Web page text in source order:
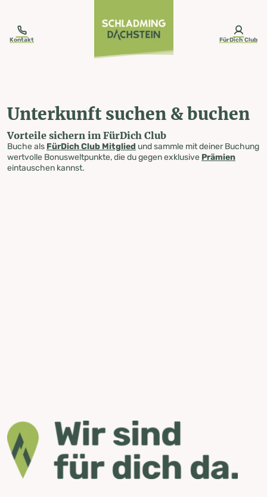
Kontakt FürDich Club
Unterkunft suchen & buchen
Vorteile sichern im FürDich Club
Buche als FürDich Club Mitglied und sammle mit deiner Buchung
wertvolle Bonusweltpunkte, die du gegen exklusive Prämien
eintauschen kannst.